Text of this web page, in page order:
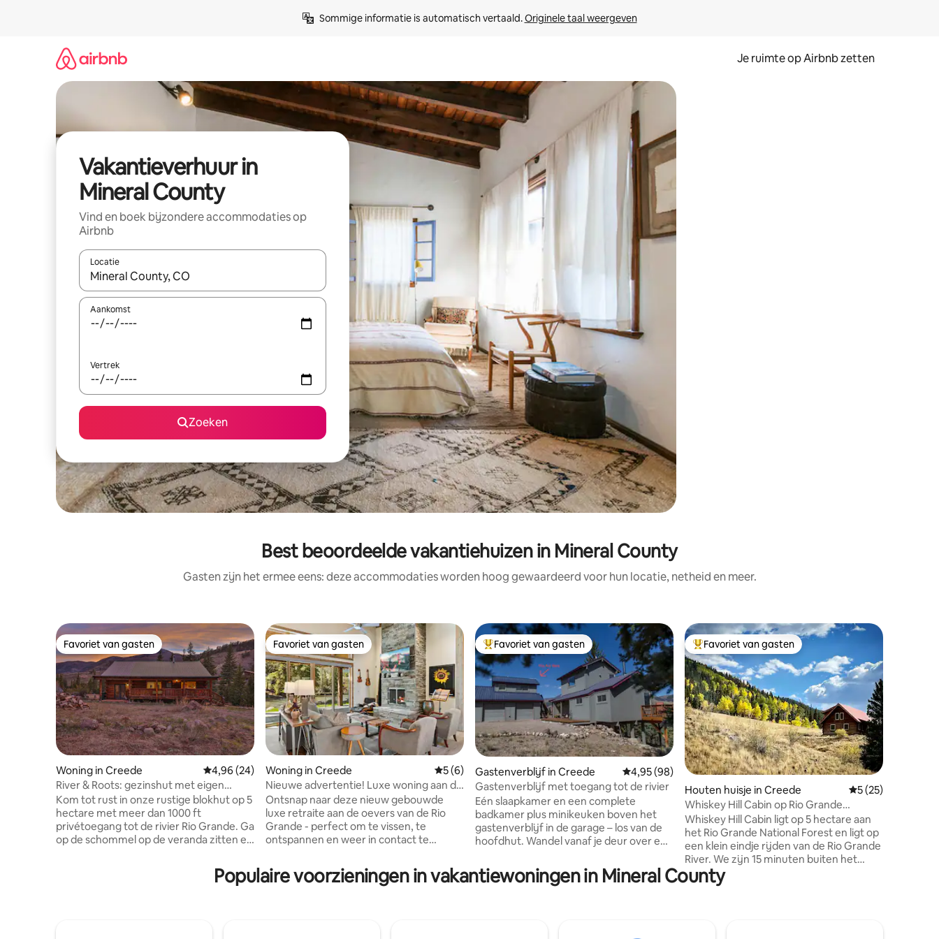
Sommige informatie is automatisch vertaald. Originele taal weergeven
Je ruimte op Airbnb zetten
Vakantieverhuur in
Mineral County
Vind en boek bijzondere accommodaties op
Airbnb
Locatie
Wanneer er suggesties beschikbaar zijn, maak je een keuze met je de pijltjestoetsen omhoog en omlaag, óf door te tikken of swipen.
Aankomst
Vertrek
Zoeken
Best beoordeelde vakantiehuizen in Mineral County
Gasten zijn het ermee eens: deze accommodaties worden hoog gewaardeerd voor hun locatie, netheid en meer.
Favoriet van gasten
Favoriet van gasten
Woning in Creede Gemiddelde beoordeling van 4,96 uit 5, 24 recensies
4,96 (24)
River & Roots: gezinshut met eigen
rivierfront
Kom tot rust in onze rustige blokhut op 5
hectare met meer dan 1000 ft
privétoegang tot de rivier Rio Grande. Ga
op de schommel op de veranda zitten en
een warm kopje koffie en wat kolibries.
Breng de middag door met wadlopen
Favoriet van gasten
Favoriet van gasten
Woning in Creede Gemiddelde beoordeling van 5 uit 5, 6 recensies
5 (6)
Nieuwe advertentie! Luxe woning aan de
Rio Grande
Ontsnap naar deze nieuw gebouwde
luxe retraite aan de oevers van de Rio
Grande - perfect om te vissen, te
ontspannen en weer in contact te
zorgvuldig ontworpen voor comfort,
biedt plaats aan 6 personen en heeft een
Topfavoriet van gasten
Favoriet van gasten
Gastenverblijf in Creede Gemiddelde beoordeling van 4,95 uit 5, 98 recensies
4,95 (98)
Gastenverblijf met toegang tot de rivier
Eén slaapkamer en een complete
badkamer plus minikeuken boven het
gastenverblijf in de garage – los van de
hoofdhut. Wandel vanaf je deur over een
vissen of te mediteren. Op loopafstand
van het begin van het Deep Creek-pad
Topfavoriet van gasten
Favoriet van gasten
Houten huisje in Creede Gemiddelde
5 (25)
Whiskey Hill Cabin op Rio Grande
National Forest
Whiskey Hill Cabin ligt op 5 hectare aan
het Rio Grande National Forest en ligt op
een klein eindje rijden van de Rio Grande
River. We zijn 15 minuten buiten het
charmante, historische Creede - de
thuisbasis van een extreem schattige
Populaire voorzieningen in vakantiewoningen in Mineral County